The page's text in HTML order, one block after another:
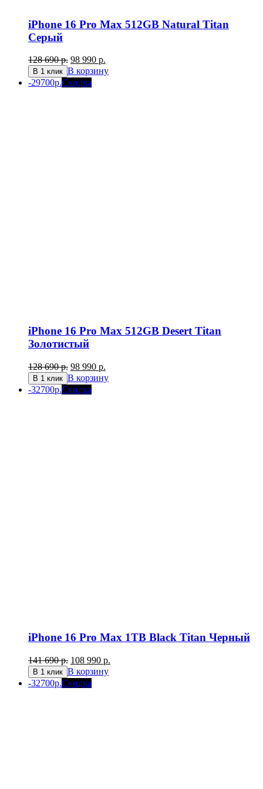
iPhone 16 Pro Max 512GB Natural Titan
Серый
128 690р. Первоначальная
цена
составляла
128
98 990 р.
цена:
В 1 клик В корзину
-29700р.Скидка
iPhone 16 Pro Max 512GB Desert Titan
Золотистый
128 690р. Первоначальная
цена
составляла
128
98 990 р.
цена:
В 1 клик В корзину
-32700р.Скидка
iPhone 16 Pro Max 1TB Black Titan Черный
141 690р. Первоначальная
цена
составляла
141
108 990 р.
В 1 клик В корзину
-32700р.Скидка